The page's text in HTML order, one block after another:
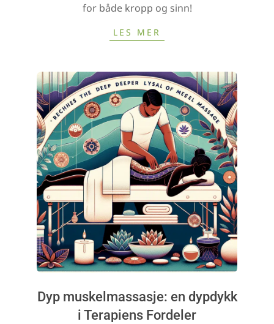
for både kropp og sinn!
LES MER
Dyp muskelmassasje: en dypdykk
i Terapiens Fordeler